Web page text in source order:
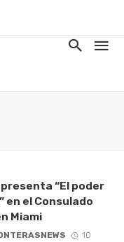
“El poder
en el Consulado
Miami
10